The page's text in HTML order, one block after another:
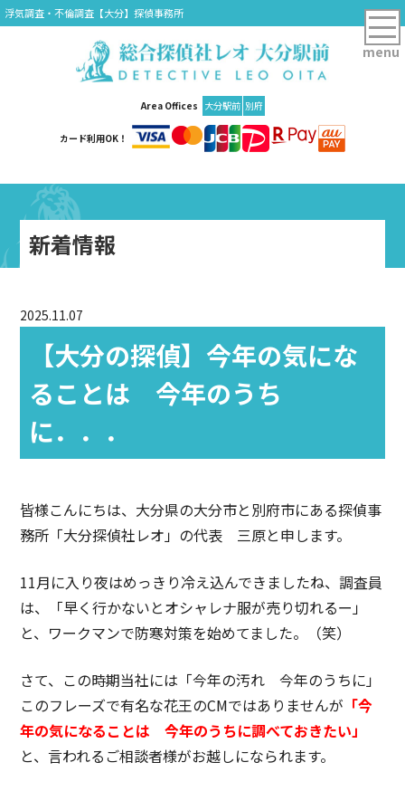
浮気調査・不倫調査【大分】探偵事務所
Area Offices 大分駅前 別府
カード利用OK！
menu
新着情報
2025.11.07
【大分の探偵】今年の気にな
ることは 今年のうち
に．．．
皆様こんにちは、大分県の大分市と別府市にある探偵事
務所「大分探偵社レオ」の代表 三原と申します。
11月に入り夜はめっきり冷え込んできましたね、調査員
は、「早く行かないとオシャレナ服が売り切れるー」
と、ワークマンで防寒対策を始めてました。（笑）
さて、この時期当社には「今年の汚れ 今年のうちに」
このフレーズで有名な花王のCMではありませんが 「今
年の気になることは 今年のうちに調べておきたい」
と、言われるご相談者様がお越しになられます。